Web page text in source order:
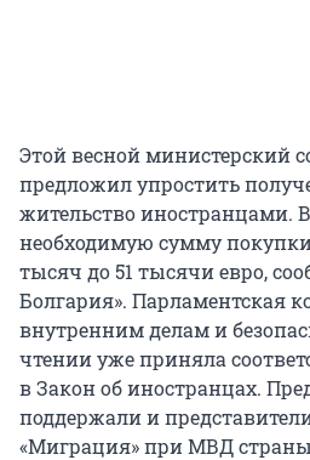
Этой весной министерский
предложил упростить
жительство иностранцами.
необходимую сумму
тысяч до 51 тысячи евро,
Болгария». Парламентская
внутренним делам и
чтении уже приняла
в Закон об иностранцах.
поддержали и
«Миграция» при МВД